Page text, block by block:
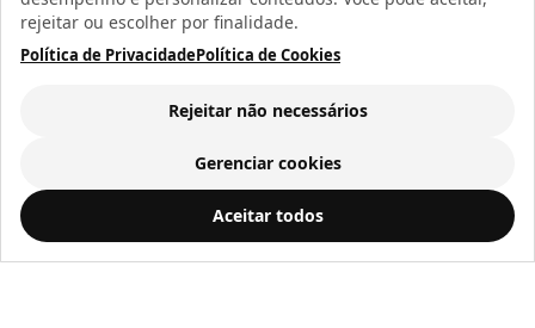
rejeitar ou escolher por finalidade.
Política de PrivacidadePolítica de Cookies
Rejeitar não necessários
Gerenciar cookies
Aceitar todos
Squeeze de Polímero Branco com Tampa e Botão de Abertura na Cor Rosa - 400ml
R$ 32,30
COMÉRCIO LTDA EPP | CNPJ: 07.686.203/0001-22